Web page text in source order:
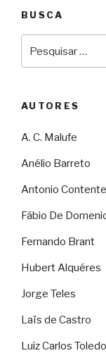
BUSCA
AUTORES
A. C. Malufe
Anélio Barreto
Antonio Contente
Fábio De
Fernando Brant
Hubert Alquéres
Jorge Teles
Laïs de Castro
Luiz Carlos